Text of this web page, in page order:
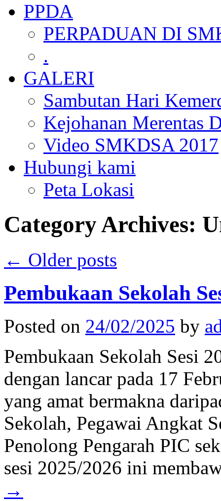
PPDA
PERPADUAN DI
.
GALERI
Sambutan Hari
Kejohanan Merentas
Video SMKDSA 2017
Hubungi kami
Peta Lokasi
Category Archives:
← Older posts
Pembukaan Sekolah
Posted on 24/02/2025 by
Pembukaan Sekolah Sesi
dengan lancar pada 17
yang amat bermakna
Sekolah, Pegawai Angkat
Penolong Pengarah PIC
sesi 2025/2026 ini
→